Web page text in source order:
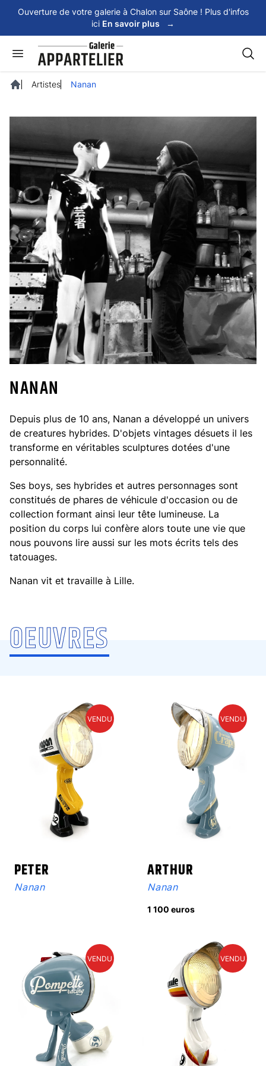
Ouverture de votre galerie à Chalon sur Saône ! Plus d'infos
ici En savoir plus →
Artistes Nanan
NANAN
Depuis plus de 10 ans, Nanan a développé un univers
de creatures hybrides. D'objets vintages désuets il les
transforme en véritables sculptures dotées d'une
personnalité.
Ses boys, ses hybrides et autres personnages sont
constitués de phares de véhicule d'occasion ou de
collection formant ainsi leur tête lumineuse. La
position du corps lui confère alors toute une vie que
nous pouvons lire aussi sur les mots écrits tels des
tatouages.
Nanan vit et travaille à Lille.
OEUVRES
NANAN
PETER
Nanan
VENDU
ARTHUR
Nanan
1 100 euros
VENDU
VENDU VENDU
Panneau de gestion des cookies